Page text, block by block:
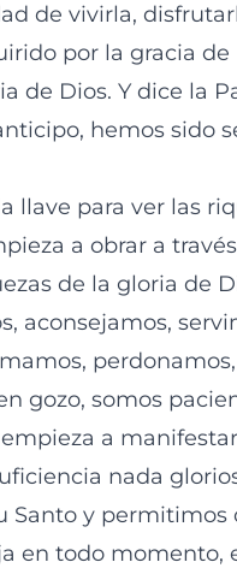
de vivirla,
por la gracia de
de Dios. Y dice la
hemos sido
llave para ver las
a obrar a
de la gloria de
aconsejamos,
gozo, somos
a
nada
Santo y permitimos
en todo momento,